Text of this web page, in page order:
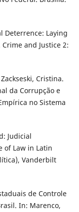
Deterrence: Laying
and Justice 2:
Cristina.
da Corrupção e
no Sistema
Judicial
of Law in Latin
Vanderbilt
de Controle
In: Marenco,